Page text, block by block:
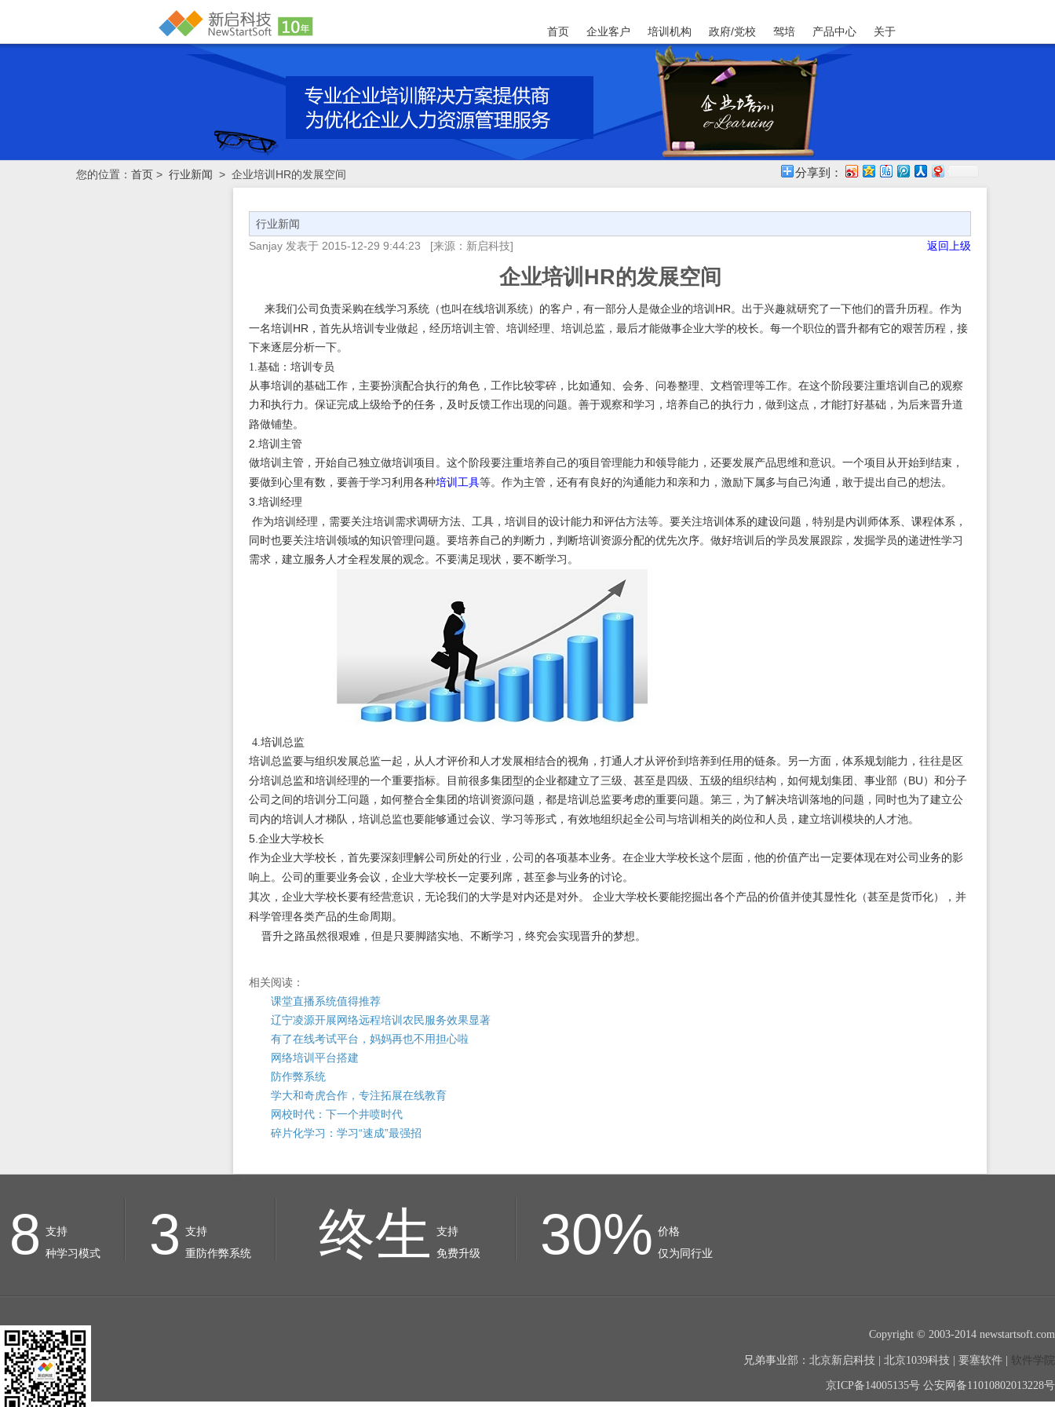
首页 企业客户 培训机构 政府/党校 驾培 产品中心 关于
您的位置： 首页 > 行业新闻 > 企业培训HR的发展空间 分享到：
行业新闻
Sanjay 发表于 2015-12-29 9:44:23 [来源：新启科技] 返回上级
企业培训HR的发展空间
来我们公司负责采购在线学习系统（也叫在线培训系统）的客户，有一部分人是做企业的培训 HR。出于兴趣就研究了一下他们的晋升历程。作为
一名培训 HR ，首先从培训专业做起，经历培训主管、培训经理、培训总监，最后才能做事企业大学的校长。 每一个职位的晋升都有它的艰苦历程，接
下来逐层分析一下。
1.基础：培训专员
从事培训的基础工作，主要扮演配合执行的角色，工作比较零碎，比如通知、会务、问卷整理、文档管理等工作。在这个阶段要注重培训自己的观察
力和执行力。保证完成上级给予的任务，及时反馈工作出现的问题。善于观察和学习，培养自己的执行力，做到这点，才能打好基础，为后来晋升道
路做铺垫。
2. 培训主管
做培训主管，开始自己独立做培训项目。这个阶段要注重培养自己的项目管理能力和领导能力，还要发展产品思维和意识。一个项目从开始到结束，
要做到心里有数，要善于学习利用各种培训工具等。作为主管，还有有良好的沟通能力和亲和力，激励下属多与自己沟通，敢于提出自己的想法。
3. 培训经理
作为培训经理，需要关注培训需求调研方法、工具，培训目的设计能力和评估方法等。要关注培训体系的建设问题，特别是内训师体系、课程体系，
同时也要关注培训领域的知识管理问题。要培养自己的判断力，判断培训资源分配的优先次序。做好培训后的学员发展跟踪，发掘学员的递进性学习
需求，建立服务人才全程发展的观念。不要满足现状，要不断学习。
4.培训总监
培训总监要与组织发展总监一起，从人才评价和人才发展相结合的视角，打通人才从评价到培养到任用的链条。另一方面，体系规划能力，往往是区
分培训总监和培训经理的一个重要指标。目前很多集团型的企业都建立了三级、甚至是四级、五级的组织结构，如何规划集团、事业部（ BU ）和分子
公司之间的培训分工问题，如何整合全集团的培训资源问题，都是培训总监要考虑的重要问题。第三，为了解决培训落地的问题，同时也为了建立公
司内的培训人才梯队，培训总监也要能够通过会议、学习等形式，有效地组织起全公司与培训相关的岗位和人员，建立培训模块的人才池。
5. 企业大学校长
作为企业大学校长，首先要深刻理解公司所处的行业，公司的各项基本业务。在企业大学校长这个层面，他的价值产出一定要体现在对公司业务的影
响上。公司的重要业务会议，企业大学校长一定要列席，甚至参与业务的讨论。
其次，企业大学校长要有经营意识，无论我们的大学是对内还是对外。
企业大学校长要能挖掘出各个产品的价值并使其显性化（甚至是货币化），并
科学管理各类产品的生命周期。
晋升之路虽然很艰难，但是只要脚踏实地、不断学习，终究会实现晋升的梦想。
相关阅读：
课堂直播系统值得推荐
辽宁凌源开展网络远程培训农民服务效果显著
有了在线考试平台，妈妈再也不用担心啦
网络培训平台搭建
防作弊系统
学大和奇虎合作，专注拓展在线教育
网校时代：下一个井喷时代
碎片化学习：学习“速成”最强招
8 支持
种学习模式
3 支持
重防作弊系统
终生
支持
免费升级
30% 价格
仅为同行业
Copyright © 2003-2014 newstartsoft.com
兄弟事业部：北京新启科技 | 北京1039科技 | 要塞软件 | 软件学院
京ICP备14005135号 公安网备11010802013228号